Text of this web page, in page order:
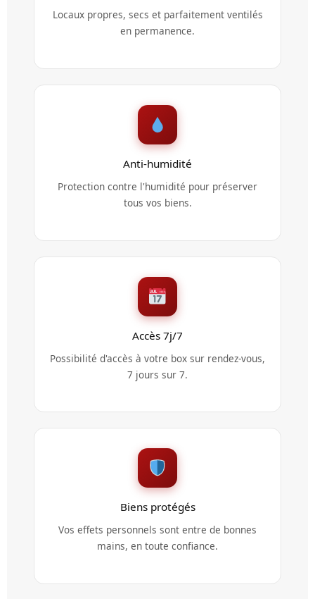
Locaux propres, secs et parfaitement ventilés
en permanence.
Anti-humidité
Protection contre l'humidité pour préserver
tous vos biens.
Accès 7j/7
Possibilité d'accès à votre box sur rendez-vous,
7 jours sur 7.
Biens protégés
Vos effets personnels sont entre de bonnes
mains, en toute confiance.